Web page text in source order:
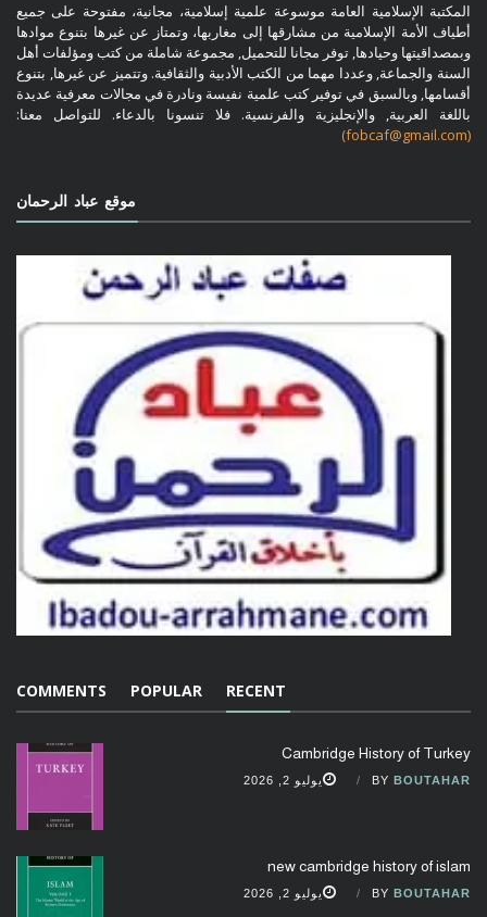
المكتبة الإسلامية العامة موسوعة علمية إسلامية، مجانية، مفتوحة على جميع
أطياف الأمة الإسلامية من مشارقها إلى مغاربها، وتمتاز عن غيرها بتنوع موادها
وبمصداقيتها وحيادها, توفر مجانا للتحميل, مجموعة شاملة من كتب ومؤلفات أهل
السنة والجماعة, وعددا مهما من الكتب الأدبية والثقافية. وتتميز عن غيرها, بتنوع
أقسامها, وبالسبق في توفير كتب علمية نفيسة ونادرة في مجالات معرفية عديدة
باللغة العربية, والإنجليزية والفرنسية. فلا تنسونا بالدعاء. للتواصل معنا:
(fobcaf@gmail.com)
موقع عباد الرحمان
RECENT
POPULAR
COMMENTS
Cambridge History of Turkey
BY BOUTAHAR يوليو 2, 2026
new cambridge history of islam
BY BOUTAHAR يوليو 2, 2026